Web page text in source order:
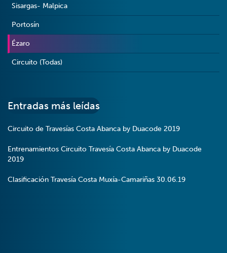
Sisargas- Malpica
Portosín
Ézaro
Circuito (Todas)
Entradas más leídas
Circuito de Travesías Costa Abanca by Duacode 2019
Entrenamientos Circuito Travesía Costa Abanca by Duacode
2019
Clasificación Travesía Costa Muxía-Camariñas 30.06.19